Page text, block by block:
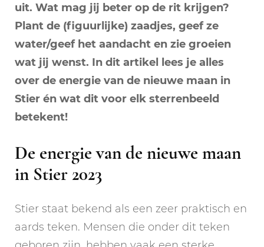
uit. Wat mag jij beter op de rit krijgen?
Plant de (figuurlijke) zaadjes, geef ze
water/geef het aandacht en zie groeien
wat jij wenst. In dit artikel lees je alles
over de energie van de nieuwe maan in
Stier én wat dit voor elk sterrenbeeld
betekent!
De energie van de nieuwe maan
in Stier 2023
Stier staat bekend als een zeer praktisch en
aards teken. Mensen die onder dit teken